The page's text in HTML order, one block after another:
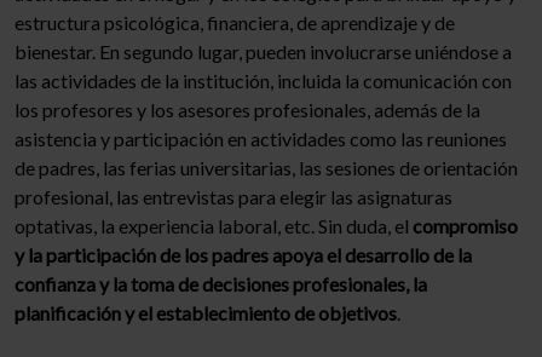
estructura psicológica, financiera, de aprendizaje y de
bienestar. En segundo lugar, pueden involucrarse uniéndose a
las actividades de la institución, incluida la comunicación con
los profesores y los asesores profesionales, además de la
asistencia y participación en actividades como las reuniones
de padres, las ferias universitarias, las sesiones de orientación
profesional, las entrevistas para elegir las asignaturas
optativas, la experiencia laboral, etc. Sin duda, el compromiso
y la participación de los padres apoya el desarrollo de la
confianza y la toma de decisiones profesionales, la
planificación y el establecimiento de objetivos.